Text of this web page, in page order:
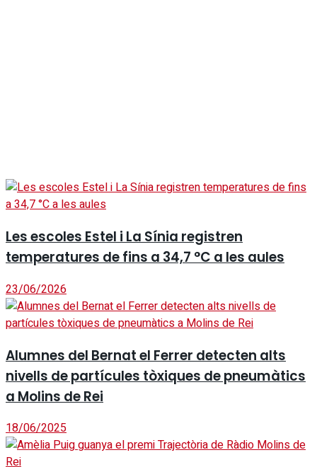
Les escoles Estel i La Sínia registren
temperatures de fins a 34,7 °C a les aules
23/06/2026
Alumnes del Bernat el Ferrer detecten alts
nivells de partícules tòxiques de pneumàtics
a Molins de Rei
18/06/2025